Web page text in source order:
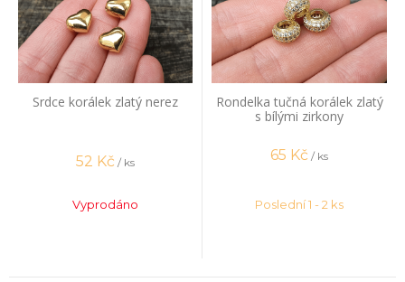
Srdce korálek zlatý nerez
52 Kč / ks
Vyprodáno
Rondelka tučná korálek zlatý
s bílými zirkony
65 Kč / ks
Poslední 1 - 2 ks